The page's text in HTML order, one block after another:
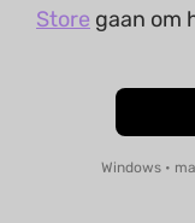
Store gaan om
Windows •